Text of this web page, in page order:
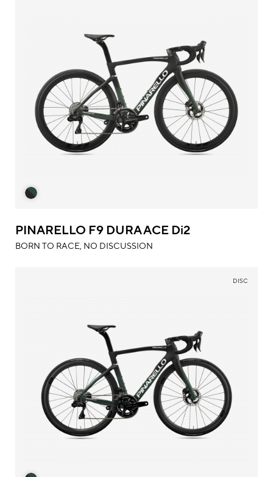
PINARELLO F9 DURA ACE Di2
BORN TO RACE, NO DISCUSSION
DISC